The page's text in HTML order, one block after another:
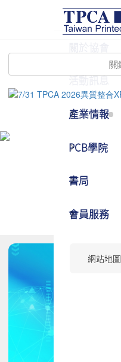
活動訊息
產業情報
PCB學院
書局
會員服務
網站地圖